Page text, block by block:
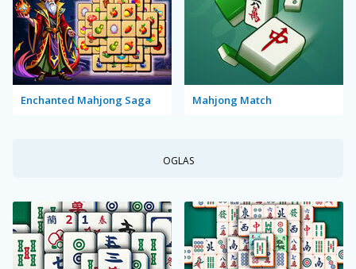
Enchanted Mahjong Saga Mahjong Match
OGLAS